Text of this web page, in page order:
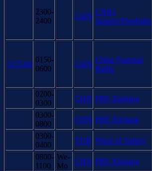
2300-
2400
CHN
CNR1
Jammer/Firedrake
7275.00
0150-
0600
CHN
China National
Radio
0200-
0300
CHN PBS Xinjiang
0300-
0800
CHN PBS Xinjiang
0300-
0400
TUR Voice of Turkey
0800-
1100
We-
Mo
CHN PBS Xinjiang